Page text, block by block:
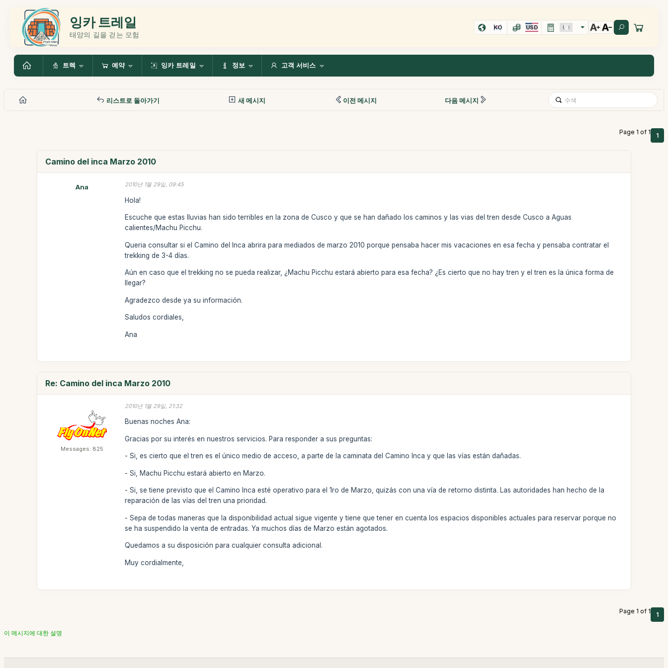
잉카 트레일
태양의 길을 걷는 모험
KO USD
트렉 예약 잉카 트레일 정보 고객 서비스
리스트로 돌아가기 새 메시지 이전 메시지 다음 메시지
Page 1 of 1 1
Camino del inca Marzo 2010
Ana 2010년 1월 29일, 09:45
Hola!
Escuche que estas lluvias han sido terribles en la zona de Cusco y que se han dañado los caminos y las vias del tren desde Cusco a Aguas
calientes/Machu Picchu.
Queria consultar si el Camino del Inca abrira para mediados de marzo 2010 porque pensaba hacer mis vacaciones en esa fecha y pensaba contratar el
trekking de 3-4 días.
Aún en caso que el trekking no se pueda realizar, ¿Machu Picchu estará abierto para esa fecha? ¿Es cierto que no hay tren y el tren es la única forma de
llegar?
Agradezco desde ya su información.
Saludos cordiales,
Ana
Re: Camino del inca Marzo 2010
Messages: 825
2010년 1월 29일, 21:32
Buenas noches Ana:
Gracias por su interés en nuestros servicios. Para responder a sus preguntas:
- Si, es cierto que el tren es el único medio de acceso, a parte de la caminata del Camino Inca y que las vías están dañadas.
- Si, Machu Picchu estará abierto en Marzo.
- Si, se tiene previsto que el Camino Inca esté operativo para el 1ro de Marzo, quizás con una vía de retorno distinta. Las autoridades han hecho de la
reparación de las vías del tren una prioridad.
- Sepa de todas maneras que la disponibilidad actual sigue vigente y tiene que tener en cuenta los espacios disponibles actuales para reservar porque no
se ha suspendido la venta de entradas. Ya muchos días de Marzo están agotados.
Quedamos a su disposición para cualquier consulta adicional.
Muy cordialmente,
Page 1 of 1 1
이 메시지에 대한 설명